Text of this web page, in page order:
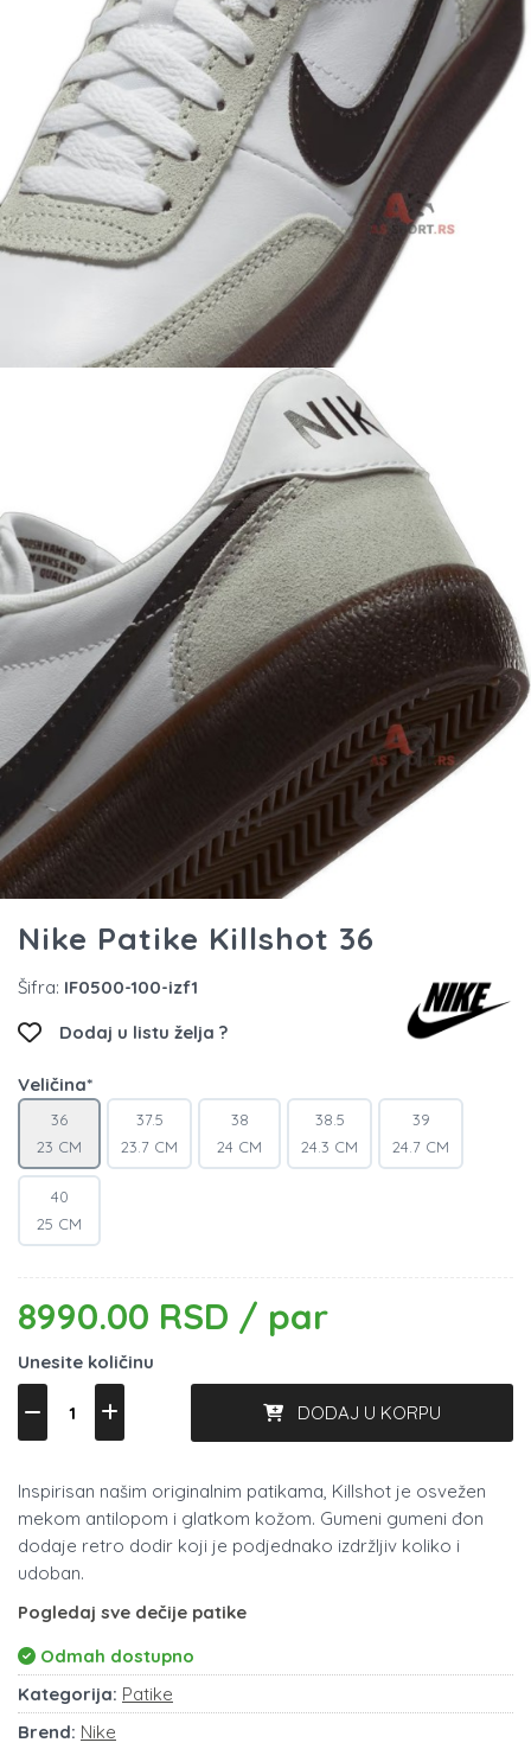
Nike Patike Killshot 36
Šifra: IF0500-100-izf1
Dodaj u listu želja ?
Veličina*
36
23 CM
37.5
23.7 CM
38
24 CM
38.5
24.3 CM
39
24.7 CM
40
25 CM
8990.00 RSD / par
Unesite količinu
DODAJ U KORPU
Inspirisan našim originalnim patikama, Killshot je osvežen
mekom antilopom i glatkom kožom. Gumeni gumeni đon
dodaje retro dodir koji je podjednako izdržljiv koliko i
udoban.
Pogledaj sve dečije patike
Odmah dostupno
Kategorija: Patike
Brend: Nike